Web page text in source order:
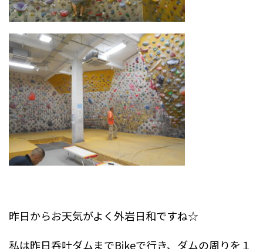
昨日からお天気がよく外岩日和ですね☆
私は昨日呑吐ダムまでBikeで行き、ダムの周りを１